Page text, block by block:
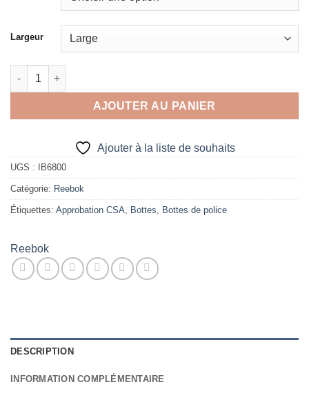
Largeur
quantité de IB6800 Composite Zipper
AJOUTER AU PANIER
Ajouter à la liste de souhaits
UGS : IB6800
Catégorie: Reebok
Étiquettes: Approbation CSA Bottes Bottes de police
Reebok
DESCRIPTION
INFORMATION COMPLÉMENTAIRE